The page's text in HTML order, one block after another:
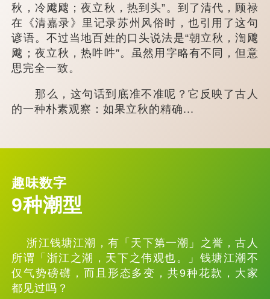
秋，冷飕飕；夜立秋，热到头”。到了清代，顾禄
在《清嘉录》里记录苏州风俗时，也引用了这句
谚语。不过当地百姓的口头说法是“朝立秋，渹飕
飕；夜立秋，热吽吽”。虽然用字略有不同，但意
思完全一致。
那么，这句话到底准不准呢？它反映了古人
的一种朴素观察：如果立秋的精确...
趣味数字
9种潮型
浙江钱塘江潮，有「天下第一潮」之誉，古人
所谓「浙江之潮，天下之伟观也。」钱塘江潮不
仅气势磅礴，而且形态多变，共9种花款，大家
都见过吗？